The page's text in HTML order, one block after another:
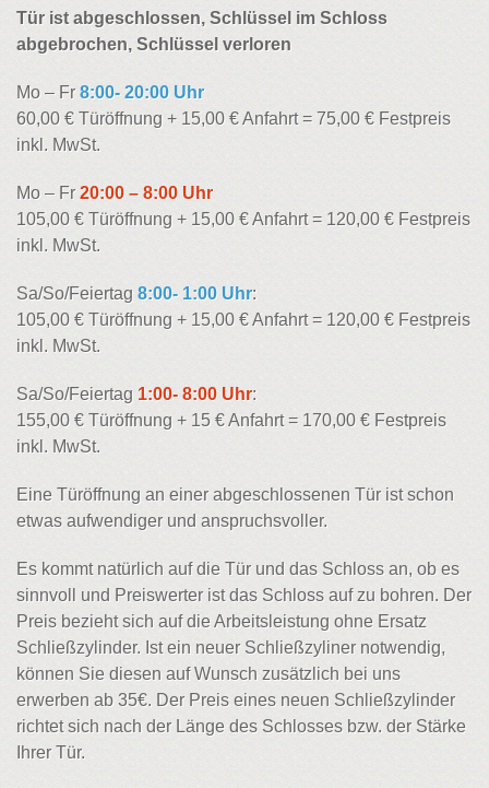
Tür ist abgeschlossen, Schlüssel im Schloss
abgebrochen, Schlüssel verloren
Mo – Fr8:00- 20:00 Uhr
60,00 € Türöffnung + 15,00 € Anfahrt = 75,00 € Festpreis
inkl. MwSt.
Mo – Fr20:00 – 8:00 Uhr
105,00 € Türöffnung + 15,00 € Anfahrt = 120,00 € Festpreis
inkl. MwSt.
Sa/So/Feiertag 8:00- 1:00 Uhr:
105,00 € Türöffnung + 15,00 € Anfahrt = 120,00 € Festpreis
inkl. MwSt.
Sa/So/Feiertag 1:00- 8:00 Uhr:
155,00 € Türöffnung + 15 € Anfahrt = 170,00 € Festpreis
inkl. MwSt.
Eine Türöffnung an einer abgeschlossenen Tür ist schon
etwas aufwendiger und anspruchsvoller.
Es kommt natürlich auf die Tür und das Schloss an, ob es
sinnvoll und Preiswerter ist das Schloss auf zu bohren. Der
Preis bezieht sich auf die Arbeitsleistung ohne Ersatz
Schließzylinder. Ist ein neuer Schließzyliner notwendig,
können Sie diesen auf Wunsch zusätzlich bei uns
erwerben ab 35€. Der Preis eines neuen Schließzylinder
richtet sich nach der Länge des Schlosses bzw. der Stärke
Ihrer Tür.